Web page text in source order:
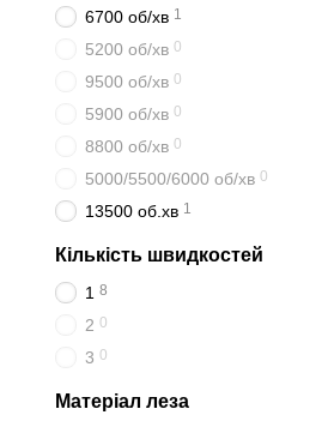
6700 об/хв 1
5200 об/хв 0
9500 об/хв 0
5900 об/хв 0
8800 об/хв 0
5000/5500/6000 об/хв 0
13500 об.хв 1
Кількість швидкостей
1 8
2 0
3 0
Матеріал леза